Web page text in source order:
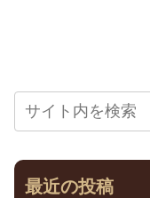
最近の投稿